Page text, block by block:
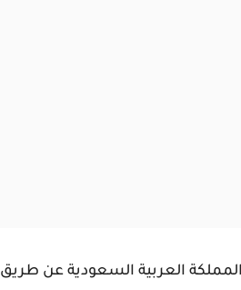
العربية السعودية عن طريق